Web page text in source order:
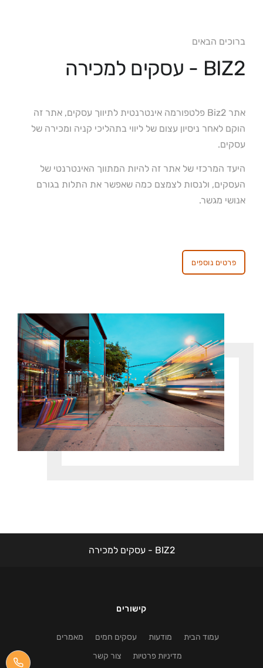
ברוכים הבאים
BIZ2 - עסקים למכירה
אתר Biz2 פלטפורמה אינטרנטית לתיווך עסקים, אתר זה
הוקם לאחר ניסיון עצום של ליווי בתהליכי קניה ומכירה של
עסקים.
היעד המרכזי של אתר זה להיות המתווך האינטרנטי של
העסקים, ולנסות לצמצם כמה שאפשר את התלות בגורם
אנושי מגשר.
פרטים נוספים
BIZ2 - עסקים למכירה
קישורים
עמוד הבית מודעות עסקים חמים
מאמרים
מדיניות פרטיות
צור קשר